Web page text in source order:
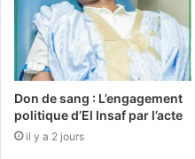
Don de sang : L’engagement
politique d’El Insaf par l’acte
il y a 2 jours